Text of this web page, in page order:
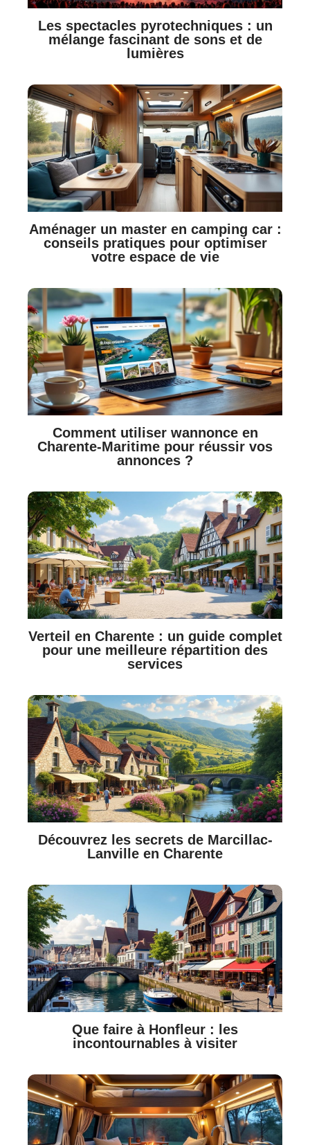
Les spectacles pyrotechniques : un
mélange fascinant de sons et de
lumières
Aménager un master en camping car :
conseils pratiques pour optimiser
votre espace de vie
Comment utiliser wannonce en
Charente-Maritime pour réussir vos
annonces ?
Verteil en Charente : un guide complet
pour une meilleure répartition des
services
Découvrez les secrets de Marcillac-
Lanville en Charente
Que faire à Honfleur : les
incontournables à visiter